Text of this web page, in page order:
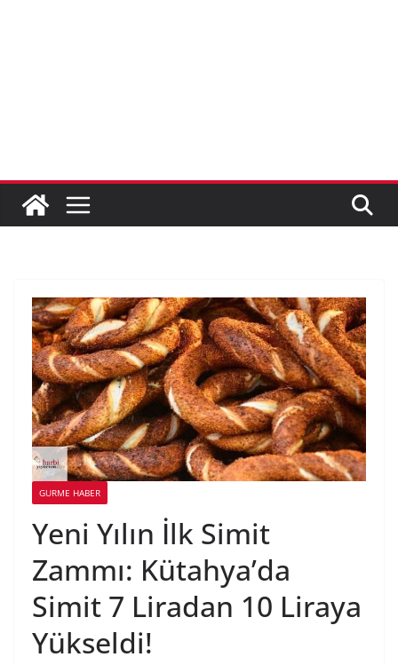
GURME HABER
Yeni Yılın İlk Simit
Zammı: Kütahya’da
Simit 7 Liradan 10 Liraya
Yükseldi!